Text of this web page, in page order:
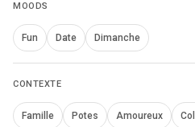
MOODS
Fun Date Dimanche
CONTEXTE
Famille Potes Amoureux